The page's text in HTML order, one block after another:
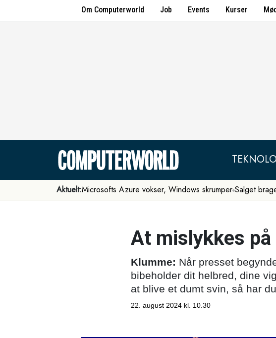
Om Computerworld Job Events Kurser
Aktuelt:Microsofts Azure vokser, Windows skrumper Salget
At mislykkes
Klumme: Når presset
bibeholder dit helbred, dine
at blive et dumt svin, så har
22. august 2024 kl. 10.30